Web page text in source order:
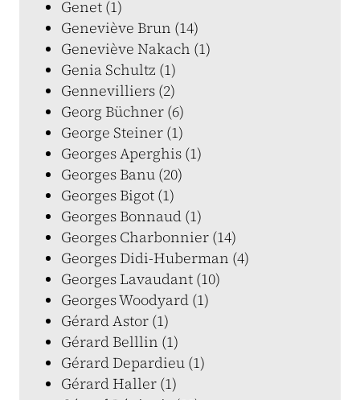
Genet (1)
Geneviève Brun (14)
Geneviève Nakach (1)
Genia Schultz (1)
Gennevilliers (2)
Georg Büchner (6)
George Steiner (1)
Georges Aperghis (1)
Georges Banu (20)
Georges Bigot (1)
Georges Bonnaud (1)
Georges Charbonnier (14)
Georges Didi-Huberman (4)
Georges Lavaudant (10)
Georges Woodyard (1)
Gérard Astor (1)
Gérard Belllin (1)
Gérard Depardieu (1)
Gérard Haller (1)